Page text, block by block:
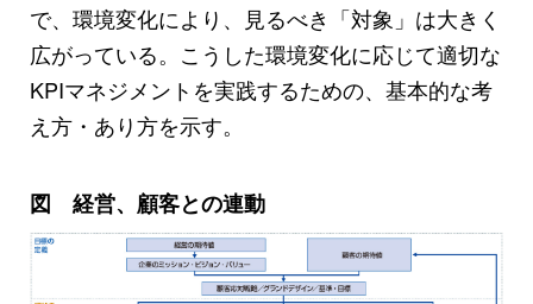
で、環境変化により、見るべき「対象」は大きく
広がっている。こうした環境変化に応じて適切な
KPIマネジメントを実践するための、基本的な考
え方・あり方を示す。
図 経営、顧客との連動